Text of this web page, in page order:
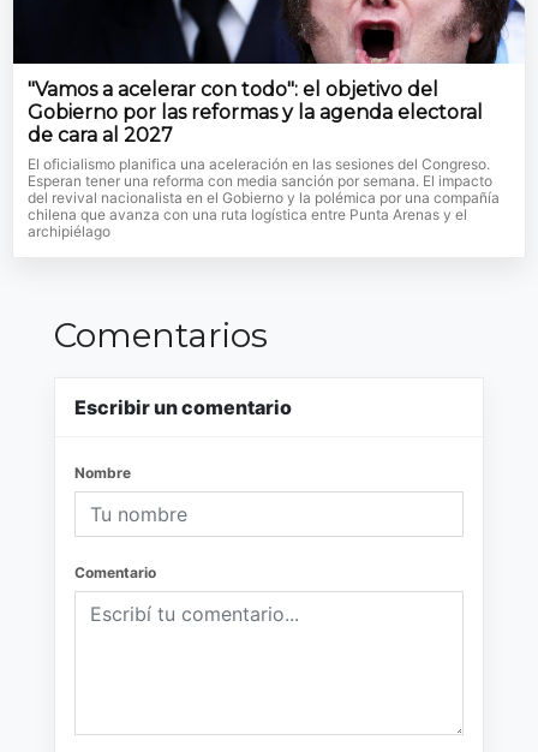
"Vamos a acelerar con todo": el objetivo del
Gobierno por las reformas y la agenda electoral
de cara al 2027
El oficialismo planifica una aceleración en las sesiones del Congreso.
Esperan tener una reforma con media sanción por semana. El impacto
del revival nacionalista en el Gobierno y la polémica por una compañía
chilena que avanza con una ruta logística entre Punta Arenas y el
archipiélago
Comentarios
Escribir un comentario
Nombre
Comentario